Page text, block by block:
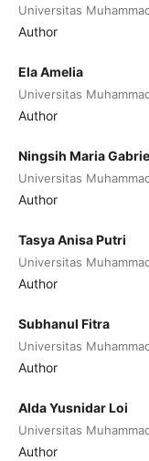
Universitas
Author
Ela Amelia
Universitas
Author
Ningsih Maria
Universitas
Author
Tasya Anisa Putri
Universitas
Author
Subhanul Fitra
Universitas
Author
Alda Yusnidar Loi
Universitas
Author